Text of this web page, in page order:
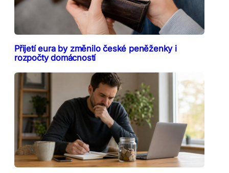
Přijetí eura by změnilo české peněženky i
rozpočty domácností